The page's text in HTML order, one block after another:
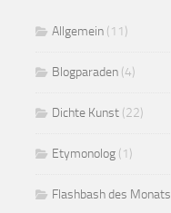
Allgemein (11)
Blogparaden (4)
Dichte Kunst (22)
Etymonolog (1)
Flashbash des Monats